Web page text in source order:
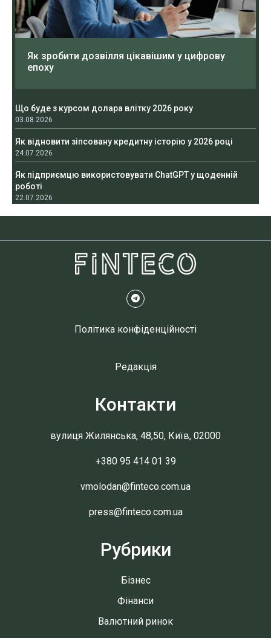
Як зробити дозвілля цікавішим у цифрову
епоху
Що буде з курсом долара влітку 2026 року
03.08.2026
Як відновити зіпсовану кредитну історію у 2026 році
24.07.2026
Як підприємцю використовувати ChatGPT у щоденній
роботі
22.07.2026
Політика конфіденційності
Редакція
Контакти
вулиця Жилянська, 48,50, Київ, 02000
+380 95 414 01 39
vmolodan@finteco.com.ua
press@finteco.com.ua
Рубрики
Бізнес
Фінанси
Валютний ринок